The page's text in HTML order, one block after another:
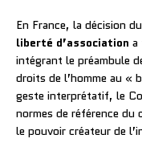
En France, la décision
liberté d’association a
intégrant le préambule
droits de l’homme au «
geste interprétatif, le
normes de référence
le pouvoir créateur de